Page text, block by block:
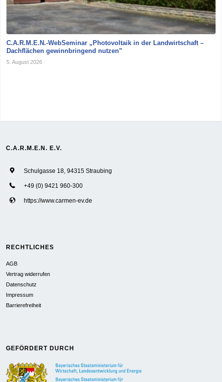
C.A.R.M.E.N.-WebSeminar „Photovoltaik in der Landwirtschaft –
Dachflächen gewinnbringend nutzen”
5. August 2026
C.A.R.M.E.N. E.V.
Schulgasse 18, 94315 Straubing
+49 (0) 9421 960-300
https://www.carmen-ev.de
RECHTLICHES
AGB
Vertrag widerrufen
Datenschutz
Impressum
Barrierefreiheit
GEFÖRDERT DURCH